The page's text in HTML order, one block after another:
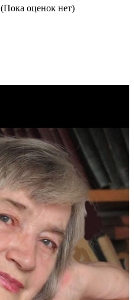
(Пока оценок нет)